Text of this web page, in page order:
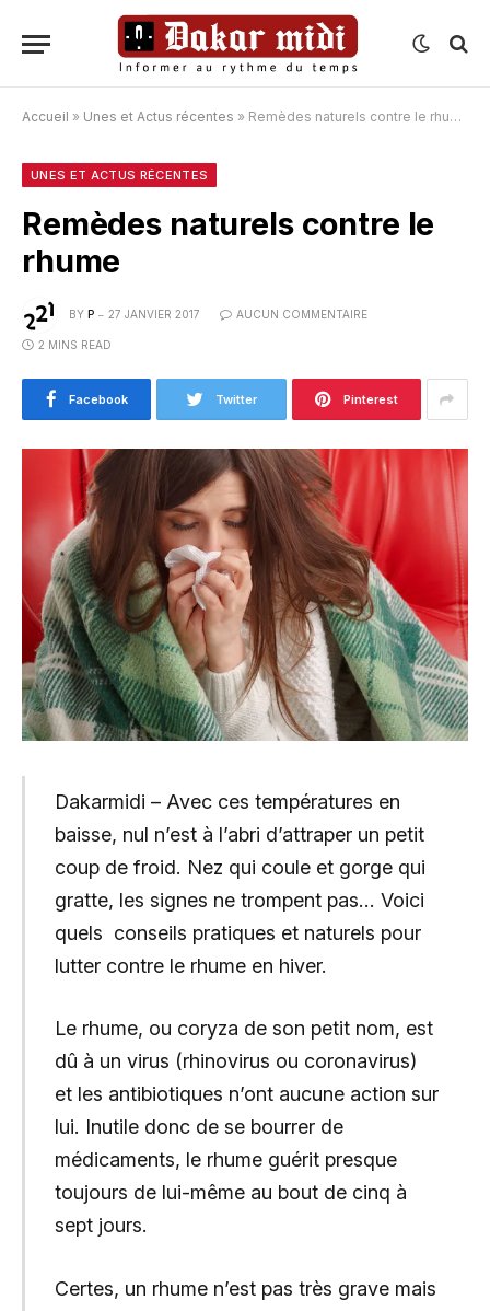
Accueil » Unes et Actus récentes » Remèdes naturels contre le rhume
UNES ET ACTUS RÉCENTES
Remèdes naturels contre le
rhume
BY P 27 JANVIER 2017 AUCUN COMMENTAIRE
2 MINS READ
Facebook Twitter Pinterest
Dakarmidi – Avec ces températures en
baisse, nul n’est à l’abri d’attraper un petit
coup de froid. Nez qui coule et gorge qui
gratte, les signes ne trompent pas… Voici
quels conseils pratiques et naturels pour
lutter contre le rhume en hiver.
Le rhume, ou coryza de son petit nom, est
dû à un virus (rhinovirus ou coronavirus)
et les antibiotiques n’ont aucune action sur
lui. Inutile donc de se bourrer de
médicaments, le rhume guérit presque
toujours de lui-même au bout de cinq à
sept jours.
Certes, un rhume n’est pas très grave mais